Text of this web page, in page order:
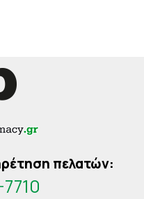
πελατών: